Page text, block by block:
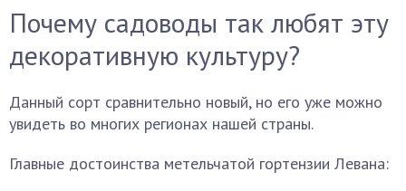
Почему садоводы так любят эту
декоративную культуру?
Данный сорт сравнительно новый, но его уже можно
увидеть во многих регионах нашей страны.
Главные достоинства метельчатой гортензии Левана: